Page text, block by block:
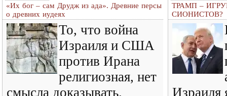
«Их бог – сам Друдж из ада». Древние персы
о древних иудеях
То, что война
Израиля и США
против Ирана
религиозная, нет
смысла доказывать.
ТРАМП –
СИОНИСТОВ?
Израиля